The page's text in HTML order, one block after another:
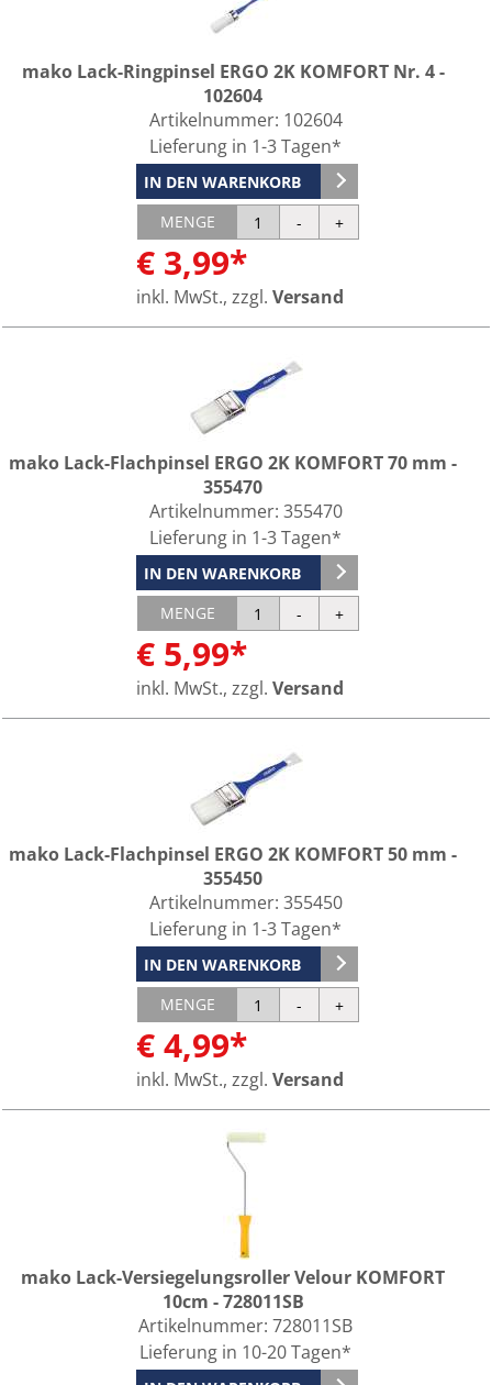
mako Lack-Ringpinsel ERGO 2K KOMFORT Nr. 4 -
102604
Artikelnummer: 102604
Lieferung in 1-3 Tagen*
IN DEN WARENKORB
MENGE
€ 3,99*
inkl. MwSt., zzgl. Versand
mako Lack-Flachpinsel ERGO 2K KOMFORT 70 mm -
355470
Artikelnummer: 355470
Lieferung in 1-3 Tagen*
IN DEN WARENKORB
MENGE
€ 5,99*
inkl. MwSt., zzgl. Versand
mako Lack-Flachpinsel ERGO 2K KOMFORT 50 mm -
355450
Artikelnummer: 355450
Lieferung in 1-3 Tagen*
IN DEN WARENKORB
MENGE
€ 4,99*
inkl. MwSt., zzgl. Versand
mako Lack-Versiegelungsroller Velour KOMFORT
10cm - 728011SB
Artikelnummer:728011SB
Lieferung in 10-20 Tagen*